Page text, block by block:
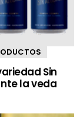
Sin
la veda